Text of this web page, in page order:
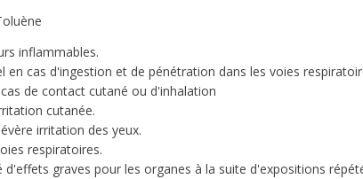
inflammables.
en cas d'ingestion et de pénétration dans les voies
de contact cutané ou d'inhalation
cutanée.
irritation des yeux.
respiratoires.
d'effets graves pour les organes à la suite d'expositions